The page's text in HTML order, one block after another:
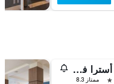
هوتل أسترا فيرارا
ممتاز 8.3